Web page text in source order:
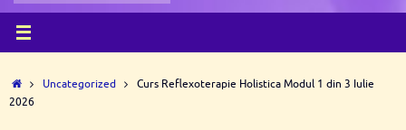
Prima
pagină
Uncategorized
Curs Reflexoterapie Holistica Modul 1 din 3 Iulie
2026